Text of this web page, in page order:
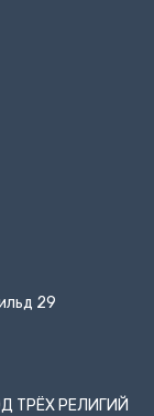
находки,
раскопок -
гость со
29
ТРЁХ РЕЛИГИЙ